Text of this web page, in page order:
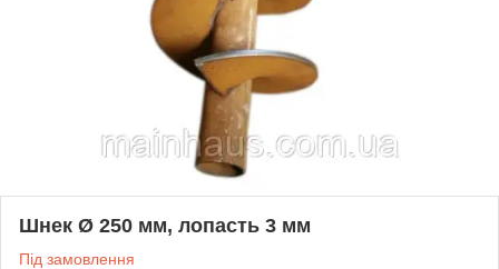
Шнек Ø 250 мм, лопасть 3 мм
Під замовлення